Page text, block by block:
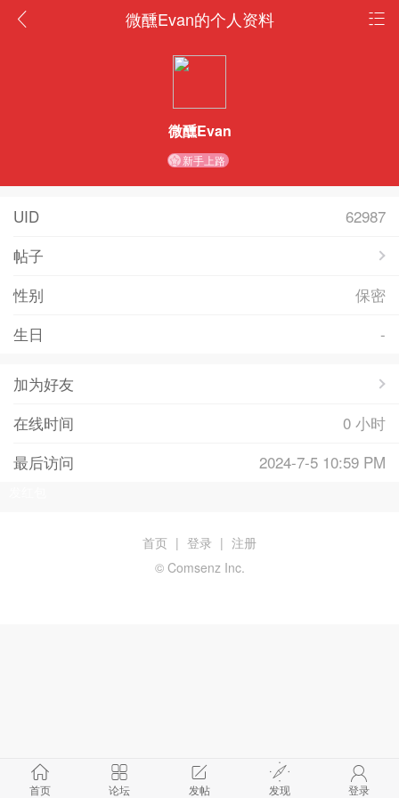
微醺Evan的个人资料
微醺Evan
新手上路
UID
62987
帖子
性别
保密
生日
-
加为好友
在线时间
0 小时
最后访问
2024-7-5 10:59 PM
首页 论坛 发帖 发现 登录
首页 | 登录 | 注册
© Comsenz Inc.